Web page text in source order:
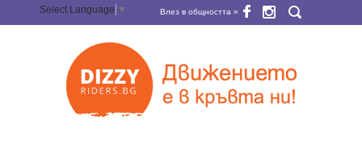
Select Language ▼ Влез в общността »